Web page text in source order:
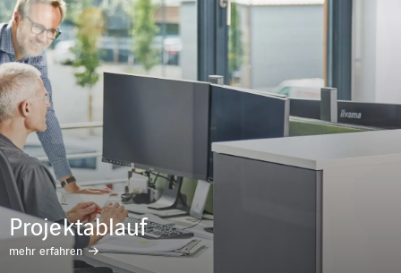
Projektablauf
mehr erfahren